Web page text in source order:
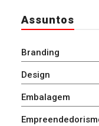
Assuntos
Branding
Design
Embalagem